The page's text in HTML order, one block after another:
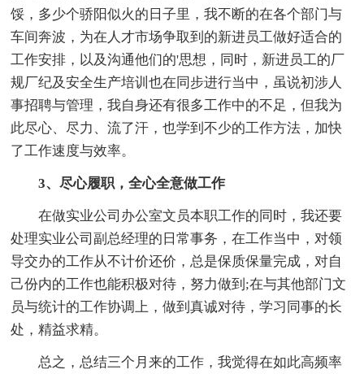
馁，多少个骄阳似火的日子里，我不断的在各个部门与
车间奔波，为在人才市场争取到的新进员工做好适合的
工作安排，以及沟通他们的'思想，同时，新进员工的厂
规厂纪及安全生产培训也在同步进行当中，虽说初涉人
事招聘与管理，我自身还有很多工作中的不足，但我为
此尽心、尽力、流了汗，也学到不少的工作方法，加快
了工作速度与效率。
3、尽心履职，全心全意做工作
在做实业公司办公室文员本职工作的同时，我还要
处理实业公司副总经理的日常事务，在工作当中，对领
导交办的工作从不计价还价，总是保质保量完成，对自
己份内的工作也能积极对待，努力做到;在与其他部门文
员与统计的工作协调上，做到真诚对待，学习同事的长
处，精益求精。
总之，总结三个月来的工作，我觉得在如此高频率